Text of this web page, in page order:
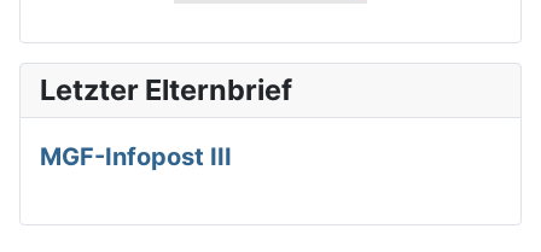
Letzter Elternbrief
MGF-Infopost III